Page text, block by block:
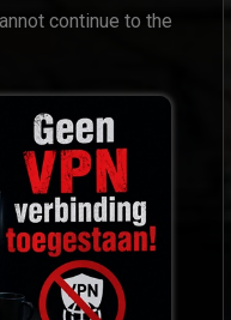
continue to the